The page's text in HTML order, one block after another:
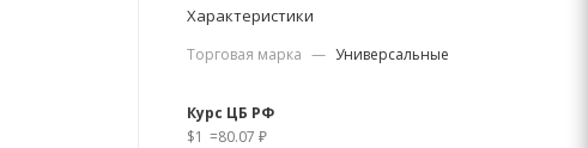
Характеристики
Торговая марка — Универсальные
Курс ЦБ РФ
$1 =80.07 ₽